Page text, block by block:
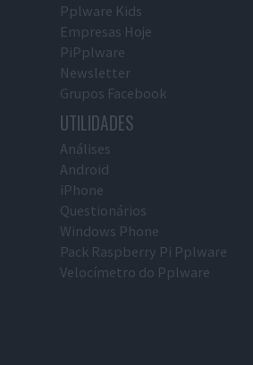
Pplware Kids
Empresas Hoje
PiPplware
Newsletter
Grupos Facebook
UTILIDADES
Análises
Android
iPhone
Questionários
Windows Phone
Pack Raspberry Pi Pplware
Velocímetro do Pplware